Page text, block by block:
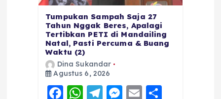
Tumpukan Sampah Saja 27
Tahun Nggak Beres, Apalagi
Tertibkan PETI di Mandailing
Natal, Pasti Percuma & Buang
Waktu (2)
Dina Sukandar
Agustus 6, 2026
F
W T
M E